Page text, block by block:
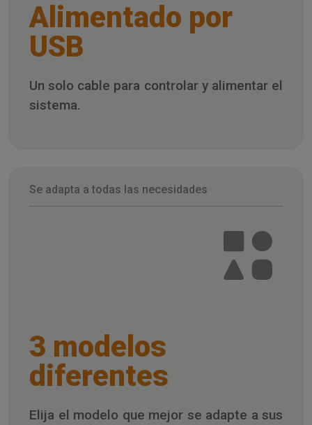
Alimentado por
USB
Un solo cable para controlar y alimentar el
sistema.
Se adapta a todas las necesidades
3 modelos
diferentes
Elija el modelo que mejor se adapte a sus